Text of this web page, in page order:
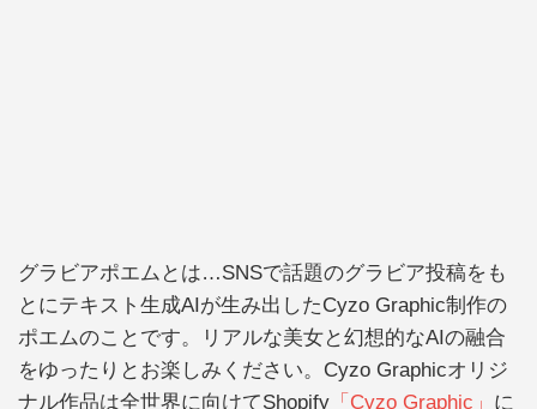
グラビアポエムとは…SNSで話題のグラビア投稿をも
とにテキスト生成AIが生み出したCyzo Graphic制作の
ポエムのことです。リアルな美女と幻想的なAIの融合
をゆったりとお楽しみください。Cyzo Graphicオリジ
ナル作品は全世界に向けてShopify 「Cyzo Graphic」 に